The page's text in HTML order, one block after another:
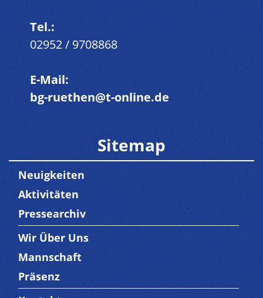
Tel.:
02952 / 9708868
E-Mail:
bg-ruethen@t-online.de
Sitemap
Neuigkeiten
Aktivitäten
Pressearchiv
Trenner3
Wir Über Uns
Mannschaft
Präsenz